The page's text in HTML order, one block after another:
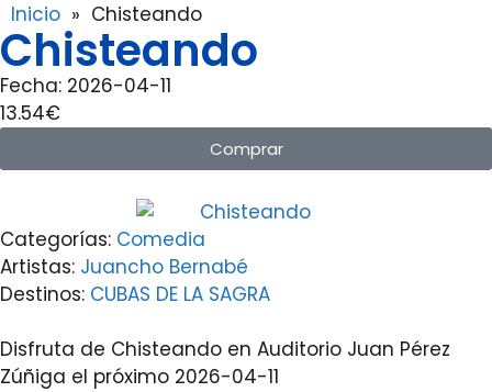
Inicio » Chisteando
Chisteando
Fecha: 2026-04-11
13.54€
Comprar
Categorías: Comedia
Artistas: Juancho Bernabé
Destinos: CUBAS DE LA SAGRA
Disfruta de Chisteando en Auditorio Juan Pérez
Zúñiga el próximo 2026-04-11